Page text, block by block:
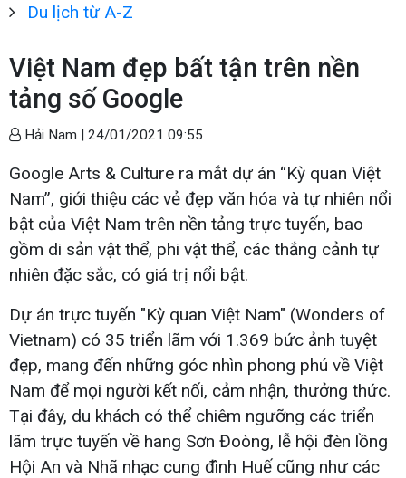
Du lịch từ A-Z
Việt Nam đẹp bất tận trên nền
tảng số Google
Hải Nam | 24/01/2021 09:55
Google Arts & Culture ra mắt dự án “Kỳ quan Việt
Nam”, giới thiệu các vẻ đẹp văn hóa và tự nhiên nổi
bật của Việt Nam trên nền tảng trực tuyến, bao
gồm di sản vật thể, phi vật thể, các thắng cảnh tự
nhiên đặc sắc, có giá trị nổi bật.
Dự án trực tuyến "Kỳ quan Việt Nam" (Wonders of
Vietnam) có 35 triển lãm với 1.369 bức ảnh tuyệt
đẹp, mang đến những góc nhìn phong phú về Việt
Nam để mọi người kết nối, cảm nhận, thưởng thức.
Tại đây, du khách có thể chiêm ngưỡng các triển
lãm trực tuyến về hang Sơn Đoòng, lễ hội đèn lồng
Hội An và Nhã nhạc cung đình Huế cũng như các